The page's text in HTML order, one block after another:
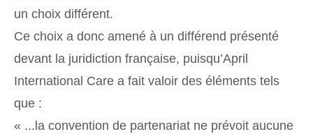
un choix différent.
Ce choix a donc amené à un différend présenté
devant la juridiction française, puisqu’April
International Care a fait valoir des éléments tels
que :
« ...la convention de partenariat ne prévoit aucune